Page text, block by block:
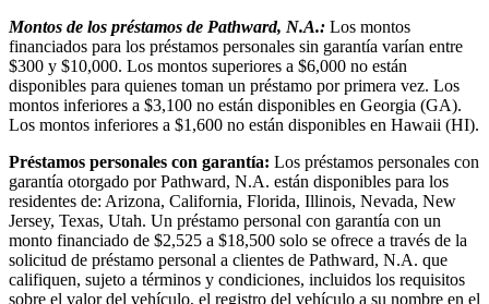
Montos de los préstamos de Pathward, N.A.: Los montos
financiados para los préstamos personales sin garantía varían entre
$300 y $10,000. Los montos superiores a $6,000 no están
disponibles para quienes toman un préstamo por primera vez. Los
montos inferiores a $3,100 no están disponibles en Georgia (GA).
Los montos inferiores a $1,600 no están disponibles en Hawaii (HI).
Préstamos personales con garantía: Los préstamos personales con
garantía otorgado por Pathward, N.A. están disponibles para los
residentes de: Arizona, California, Florida, Illinois, Nevada, New
Jersey, Texas, Utah. Un préstamo personal con garantía con un
monto financiado de $2,525 a $18,500 solo se ofrece a través de la
solicitud de préstamo personal a clientes de Pathward, N.A. que
califiquen, sujeto a términos y condiciones, incluidos los requisitos
sobre el valor del vehículo, el registro del vehículo a su nombre en el